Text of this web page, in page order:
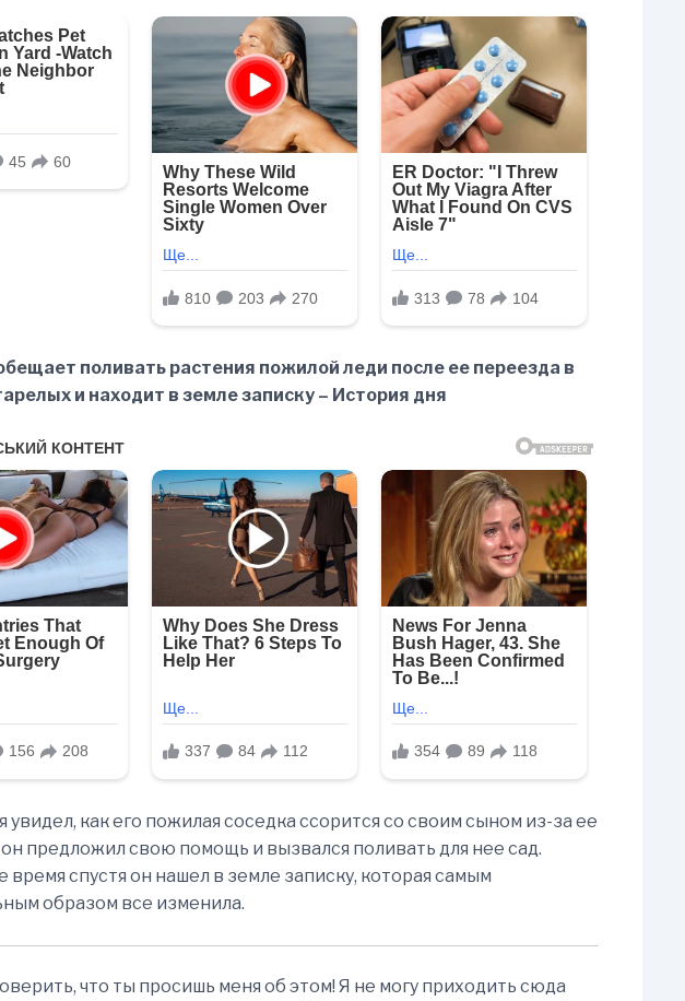
поливать растения пожилой леди после ее переезда в
и находит в земле записку – История дня
увидел, как его пожилая соседка ссорится со своим сыном из-за ее
предложил свою помощь и вызвался поливать для нее сад.
время спустя он нашел в земле записку, которая самым
образом все изменила.
что ты просишь меня об этом! Я не могу приходить сюда